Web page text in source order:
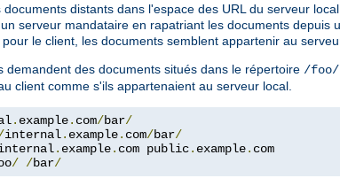
distants dans l'espace des URL du serveur
serveur mandataire en rapatriant les documents
le client, les documents semblent appartenir au
demandent des documents situés dans le répertoire /foo/
client comme s'ils appartenaient au serveur local.
. example. com/bar/
internal. example. com/bar/
. example. com public. example. com
/ /bar/